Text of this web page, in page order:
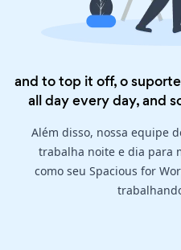
and to top it off, o
all day every day, and
Além disso, nossa equipe
trabalha noite e dia para
como seu Spacious for